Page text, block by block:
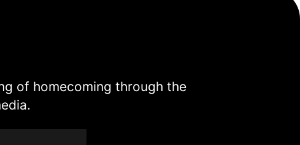
of homecoming through the